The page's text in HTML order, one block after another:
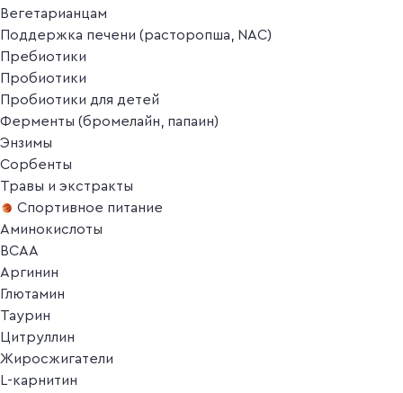
Вегетарианцам
Поддержка печени (расторопша, NAC)
Пребиотики
Пробиотики
Пробиотики для детей
Ферменты (бромелайн, папаин)
Энзимы
Сорбенты
Травы и экстракты
Спортивное питание
Аминокислоты
BCAA
Аргинин
Глютамин
Таурин
Цитруллин
Жиросжигатели
L-карнитин